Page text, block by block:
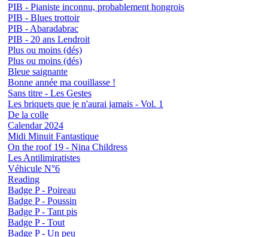
PIB - Pianiste inconnu, probablement hongrois
PIB - Blues trottoir
PIB - Abaradabrac
PIB - 20 ans Lendroit
Plus ou moins (dés)
Plus ou moins (dés)
Bleue saignante
Bonne année ma couillasse !
Sans titre - Les Gestes
Les briquets que je n'aurai jamais - Vol. 1
De la colle
Calendar 2024
Midi Minuit Fantastique
On the roof 19 - Nina Childress
Les Antilimiratistes
Véhicule N°6
Reading
Badge P - Poireau
Badge P - Poussin
Badge P - Tant pis
Badge P - Tout
Badge P - Un peu